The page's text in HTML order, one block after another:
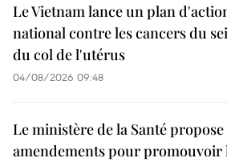
Le Vietnam lance un plan
national contre les cancers du
du col de l'utérus
04/08/2026 09:48
Le ministère de la Santé propose
amendements pour promouvoir